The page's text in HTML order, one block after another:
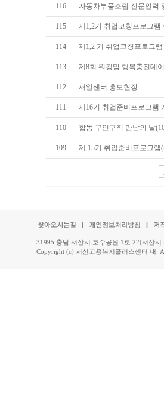
116 자동차부품조립 전문인력
115 제1,2기 취업코칭프로그램
114 제1,2 기 취업코칭프로그
113 제8회 워킹맘 행복충전데
112 새일센터 홍보현장
111 제16기 취업준비프로그램
110 합동 구인구직 만남의 날
109 제 15기 취업준비프로그램
31995 충남 서산시 호수공원 1로 22(서산
Copyright (c) 서산고용복지플러스센터 내.